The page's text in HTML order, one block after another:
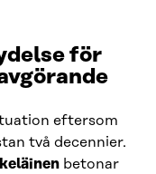
för
eftersom
två decennier.
betonar